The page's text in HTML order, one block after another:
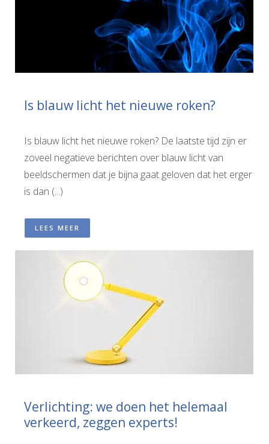
Is blauw licht het nieuwe roken?
Is blauw licht het nieuwe roken? De laatste tijd zijn er
zoveel negatieve berichten over blauw licht van
beeldschermen dat je bijna gaat geloven dat het erger
is dan (...)
LEES MEER
Verlichting: we doen het helemaal
verkeerd, zeggen experts!